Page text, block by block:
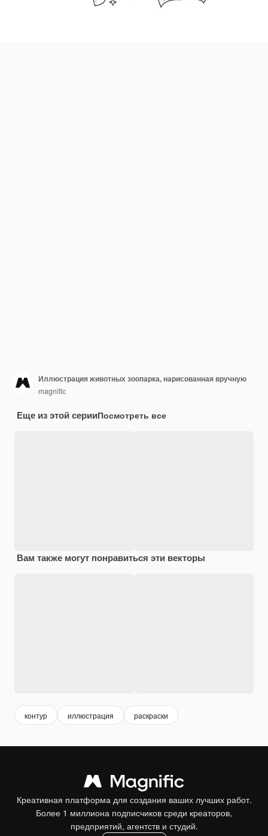
Иллюстрация животных зоопарка, нарисованная вручную
magnific
Еще из этой серииПосмотреть все
Вам также могут понравиться эти векторы
контур иллюстрация раскраски
Креативная платформа для создания ваших лучших работ.
Более 1 миллиона подписчиков среди креаторов,
предприятий, агентств и студий.